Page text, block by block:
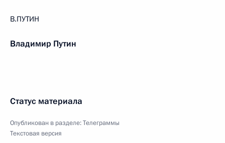
В.ПУТИН
Владимир Путин
Статус материала
Опубликован в разделе:Телеграммы
Текстовая версия